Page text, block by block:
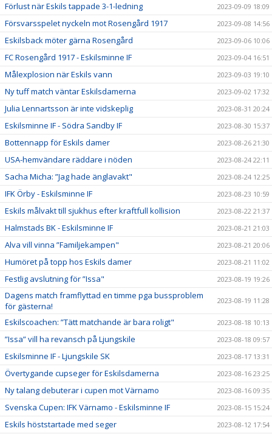
Förlust när Eskils tappade 3-1-ledning 2023-09-09 18:09
Försvarsspelet nyckeln mot Rosengård 1917 2023-09-08 14:56
Eskilsback möter gärna Rosengård 2023-09-06 10:06
FC Rosengård 1917 - Eskilsminne IF 2023-09-04 16:51
Målexplosion när Eskils vann 2023-09-03 19:10
Ny tuff match väntar Eskilsdamerna 2023-09-02 17:32
Julia Lennartsson är inte vidskeplig 2023-08-31 20:24
Eskilsminne IF - Södra Sandby IF 2023-08-30 15:37
Bottennapp för Eskils damer 2023-08-26 21:30
USA-hemvändare räddare i nöden 2023-08-24 22:11
Sacha Micha: ”Jag hade änglavakt" 2023-08-24 12:25
IFK Örby - Eskilsminne IF 2023-08-23 10:59
Eskils målvakt till sjukhus efter kraftfull kollision 2023-08-22 21:37
Halmstads BK - Eskilsminne IF 2023-08-21 21:03
Alva vill vinna ”Familjekampen" 2023-08-21 20:06
Humöret på topp hos Eskils damer 2023-08-21 11:02
Festlig avslutning för ”Issa" 2023-08-19 19:26
Dagens match framflyttad en timme pga bussproblem
för gästerna!
2023-08-19 11:28
Eskilscoachen: ”Tätt matchande är bara roligt" 2023-08-18 10:13
”Issa” vill ha revansch på Ljungskile 2023-08-18 09:57
Eskilsminne IF - Ljungskile SK 2023-08-17 13:31
Övertygande cupseger för Eskilsdamerna 2023-08-16 23:25
Ny talang debuterar i cupen mot Värnamo 2023-08-16 09:35
Svenska Cupen: IFK Värnamo - Eskilsminne IF 2023-08-15 15:24
Eskils höststartade med seger 2023-08-12 17:54